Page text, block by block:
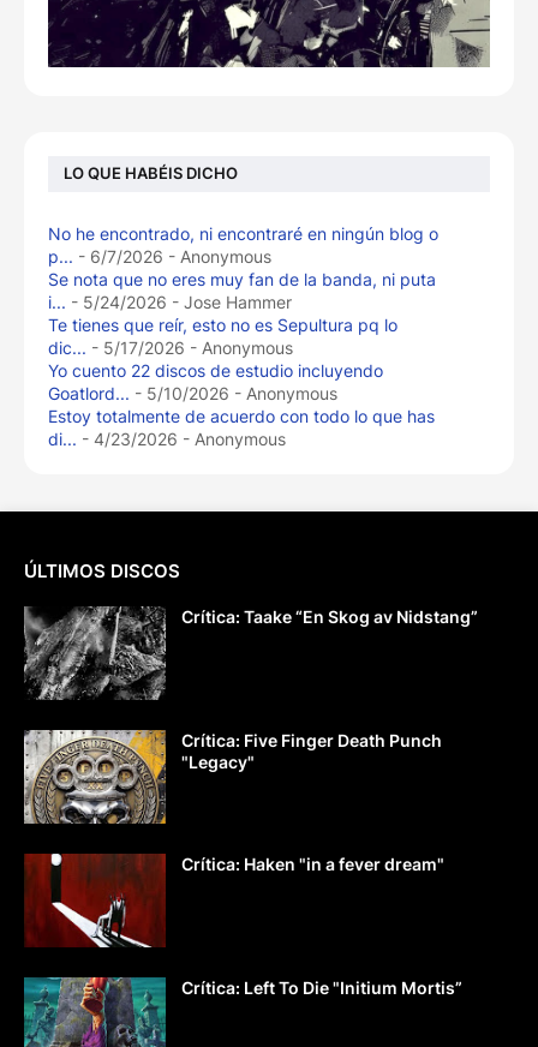
LO QUE HABÉIS DICHO
No he encontrado, ni encontraré en ningún blog o
p... - 6/7/2026 - Anonymous
Se nota que no eres muy fan de la banda, ni puta
i... - 5/24/2026 - Jose Hammer
Te tienes que reír, esto no es Sepultura pq lo
dic... - 5/17/2026 - Anonymous
Yo cuento 22 discos de estudio incluyendo
Goatlord... - 5/10/2026 - Anonymous
Estoy totalmente de acuerdo con todo lo que has
di... - 4/23/2026 - Anonymous
ÚLTIMOS DISCOS
Crítica: Taake “En Skog av Nidstang”
Crítica: Five Finger Death Punch
"Legacy"
Crítica: Haken "in a fever dream"
Crítica: Left To Die "Initium Mortis”